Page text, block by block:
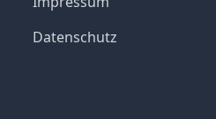
Datenschutz